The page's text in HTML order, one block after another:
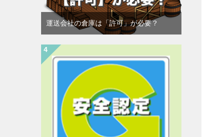
運送会社の倉庫は「許可」が必要？